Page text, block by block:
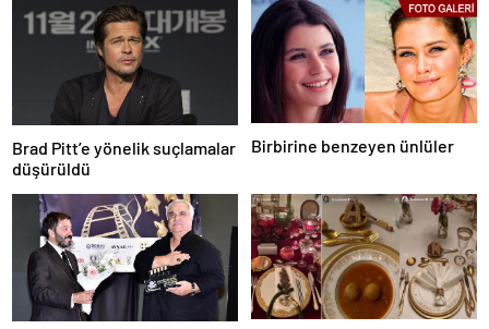
Brad Pitt’e yönelik suçlamalar
düşürüldü
Birbirine benzeyen ünlüler